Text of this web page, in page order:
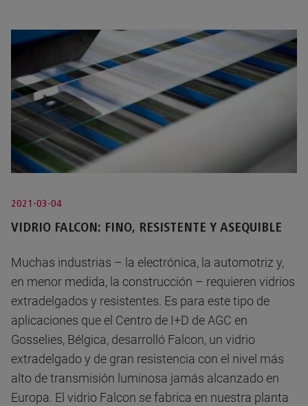
2021-03-04
VIDRIO FALCON: FINO, RESISTENTE Y ASEQUIBLE
Muchas industrias – la electrónica, la automotriz y,
en menor medida, la construcción – requieren vidrios
extradelgados y resistentes. Es para este tipo de
aplicaciones que el Centro de I+D de AGC en
Gosselies, Bélgica, desarrolló Falcon, un vidrio
extradelgado y de gran resistencia con el nivel más
alto de transmisión luminosa jamás alcanzado en
Europa. El vidrio Falcon se fabrica en nuestra planta